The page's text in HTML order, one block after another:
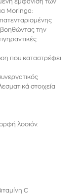
εμφάνιση των
Moringa:
βοηθώντας την
που καταστρέφει
στοιχεία
λοσιόν.
C